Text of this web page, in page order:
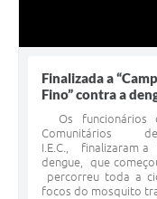
Finalizada a
Fino” contra a
Os funcionários
Comunitários
I.E.C., finalizaram a
dengue, que
percorreu toda a
focos do mosquito